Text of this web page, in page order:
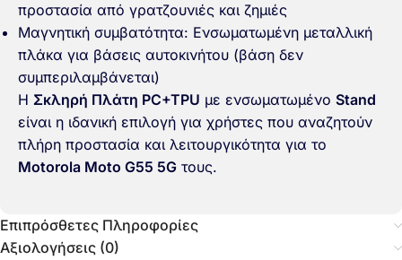
προστασία από γρατζουνιές και ζημιές
Μαγνητική συμβατότητα: Ενσωματωμένη μεταλλική
πλάκα για βάσεις αυτοκινήτου (βάση δεν
συμπεριλαμβάνεται)
Η Σκληρή Πλάτη PC+TPU με ενσωματωμένο Stand
είναι η ιδανική επιλογή για χρήστες που αναζητούν
πλήρη προστασία και λειτουργικότητα για το
Motorola Moto G55 5G τους.
Επιπρόσθετες Πληροφορίες
Αξιολογήσεις (0)